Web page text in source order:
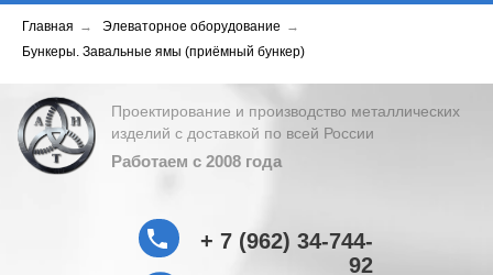
Главная → Элеваторное оборудование →
Бункеры. Завальные ямы (приёмный бункер)
Работаем с 2008 года
+ 7 (962) 34-744-